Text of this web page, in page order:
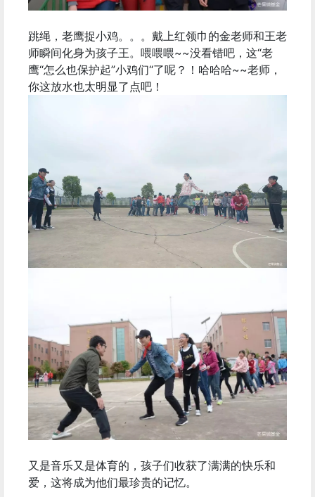
跳绳，老鹰捉小鸡。。。戴上红领巾的金老师和王老
师瞬间化身为孩子王。喂喂喂~~没看错吧，这“老
鹰“怎么也保护起”小鸡们“了呢？！哈哈哈~~老师，
你这放水也太明显了点吧！
又是音乐又是体育的，孩子们收获了满满的快乐和
爱，这将成为他们最珍贵的记忆。